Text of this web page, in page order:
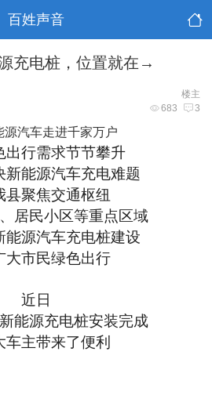
百姓声音
充电桩，位置就在→
楼主
683 3
源汽车走进千家万户
出行需求节节攀升
新能源汽车充电难题
县聚焦交通枢纽
居民小区等重点区域
能源汽车充电桩建设
大市民绿色出行
近日
能源充电桩安装完成
车主带来了便利